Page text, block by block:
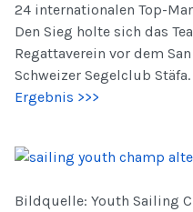
24 internationalen Top-
Den Sieg holte sich das
Regattaverein vor dem
Schweizer Segelclub Stäfa.
Ergebnis >>>
Bildquelle: Youth Sailing